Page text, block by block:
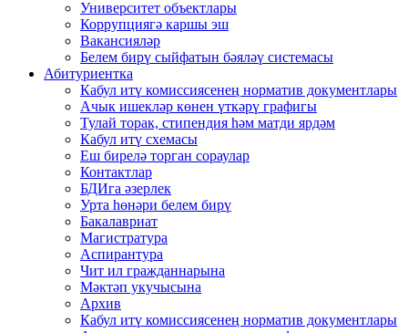
Университет объектлары
Коррупциягә каршы эш
Вакансияләр
Белем бирү сыйфатын бәяләү системасы
Абитуриентка
Кабул итү комиссиясенең норматив документлары
Ачык ишекләр көнен үткәрү графигы
Тулай торак, стипендия һәм матди ярдәм
Кабул итү схемасы
Еш бирелә торган сораулар
Контактлар
БДИга әзерлек
Урта һөнәри белем бирү
Бакалавриат
Магистратура
Аспирантура
Чит ил гражданнарына
Мәктәп укучысына
Архив
Кабул итү комиссиясенең норматив документлары